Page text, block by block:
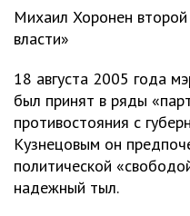
Михаил Хоронен
власти»
18 августа 2005 года
был принят в ряды
противостояния с
Кузнецовым он
политической
надежный тыл.